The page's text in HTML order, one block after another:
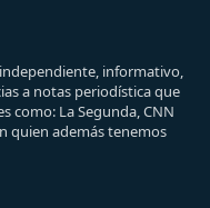
informativo,
a notas periodística que
como: La Segunda, CNN
quien además tenemos